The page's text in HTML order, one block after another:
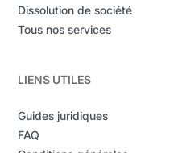
Dissolution de société
Tous nos services
LIENS UTILES
Guides juridiques
FAQ